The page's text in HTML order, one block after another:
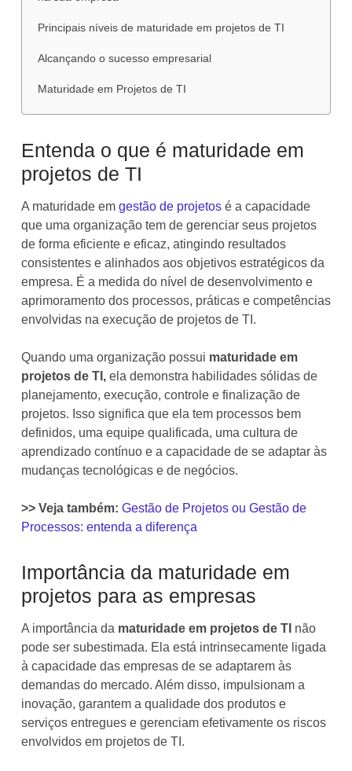
Principais níveis de maturidade em projetos de TI
Alcançando o sucesso empresarial
Maturidade em Projetos de TI
Entenda o que é maturidade em
projetos de TI
A maturidade em gestão de projetos é a capacidade
que uma organização tem de gerenciar seus projetos
de forma eficiente e eficaz, atingindo resultados
consistentes e alinhados aos objetivos estratégicos da
empresa. É a medida do nível de desenvolvimento e
aprimoramento dos processos, práticas e competências
envolvidas na execução de projetos de TI.
Quando uma organização possui maturidade em
projetos de TI, ela demonstra habilidades sólidas de
planejamento, execução, controle e finalização de
projetos. Isso significa que ela tem processos bem
definidos, uma equipe qualificada, uma cultura de
aprendizado contínuo e a capacidade de se adaptar às
mudanças tecnológicas e de negócios.
>> Veja também: Gestão de Projetos ou Gestão de
Processos: entenda a diferença
Importância da maturidade em
projetos para as empresas
A importância da maturidade em projetos de TI não
pode ser subestimada. Ela está intrinsecamente ligada
à capacidade das empresas de se adaptarem às
demandas do mercado. Além disso, impulsionam a
inovação, garantem a qualidade dos produtos e
serviços entregues e gerenciam efetivamente os riscos
envolvidos em projetos de TI.